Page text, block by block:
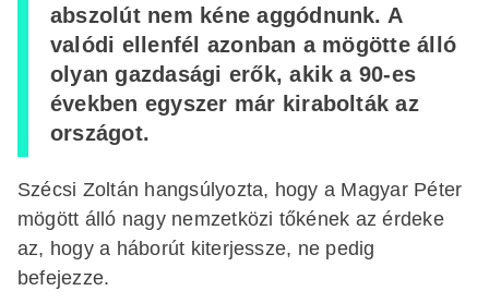
abszolút nem kéne aggódnunk. A
valódi ellenfél azonban a mögötte álló
olyan gazdasági erők, akik a 90-es
években egyszer már kirabolták az
országot.
Szécsi Zoltán hangsúlyozta, hogy a Magyar Péter
mögött álló nagy nemzetközi tőkének az érdeke
az, hogy a háborút kiterjessze, ne pedig
befejezze.